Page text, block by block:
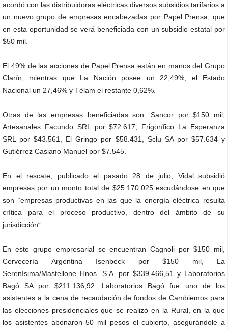
acordó con las distribuidoras eléctricas diversos subsidios tarifarios a
un nuevo grupo de empresas encabezadas por Papel Prensa, que
en esta oportunidad se verá beneficiada con un subsidio estatal por
$50 mil.
El 49% de las acciones de Papel Prensa están en manos del Grupo
Clarín, mientras que La Nación posee un 22,49%, el Estado
Nacional un 27,46% y Télam el restante 0,62%.
Otras de las empresas beneficiadas son: Sancor por $150 mil,
Artesanales Facundo SRL por $72.617, Frigorífico La Esperanza
SRL por $43.561, El Gringo por $58.431, Sclu SA por $57.634 y
Gutiérrez Casiano Manuel por $7.545.
En el rescate, publicado el pasado 28 de julio, Vidal subsidió
empresas por un monto total de $25.170.025 escudándose en que
son “empresas productivas en las que la energía eléctrica resulta
crítica para el proceso productivo, dentro del ámbito de su
jurisdicción“.
En este grupo empresarial se encuentran Cagnoli por $150 mil,
Cervecería Argentina Isenbeck por $150 mil, La
Serenísima/Mastellone Hnos. S.A. por $339.466,51 y Laboratorios
Bagó SA por $211.136,92. Laboratorios Bagó fue uno de los
asistentes a la cena de recaudación de fondos de Cambiemos para
las elecciones presidenciales que se realizó en la Rural, en la que
los asistentes abonaron 50 mil pesos el cubierto, asegurándole a